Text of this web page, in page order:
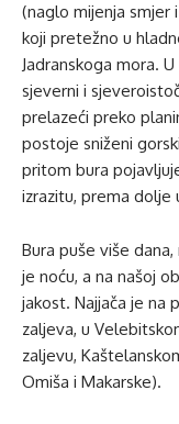
(naglo mijenja smjer
koji pretežno u
Jadranskoga mora.
sjeverni i
prelazeći preko
postoje sniženi
pritom bura
izrazitu, prema dolje
Bura puše više
je noću, a na našoj
jakost. Najjača je na
zaljeva, u
zaljevu,
Omiša i Makarske).